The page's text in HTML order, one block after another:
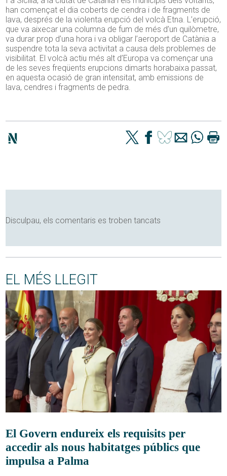
han començat el dia coberts de cendra i de fragments de
lava, després de la violenta erupció del volcà Etna. L’erupció,
que va aixecar una columna de fum de més d’un quilòmetre,
va durar prop d’una hora i va obligar l’aeroport de Catània a
suspendre tota la seva activitat a causa dels problemes de
visibilitat. El volcà actiu més alt d’Europa va començar una
de les seves freqüents erupcions dimarts horabaixa passat,
en aquesta ocasió de gran intensitat, amb emissions de
lava, cendres i fragments de pedra.
Disculpau, els comentaris es troben tancats
EL MÉS LLEGIT
El Govern endureix els requisits per
accedir als nous habitatges públics que
impulsa a Palma